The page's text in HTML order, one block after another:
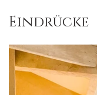
Eindrücke